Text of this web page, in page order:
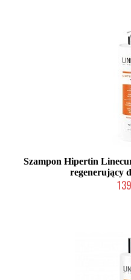
Szampon Hipertin
regenerujący